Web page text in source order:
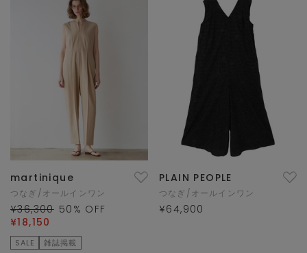
martinique
つなぎ/オールインワン
¥36,300 50 % OFF
¥18,150
SALE 雑誌掲載
PLAIN PEOPLE
つなぎ/オールインワン
¥64,900